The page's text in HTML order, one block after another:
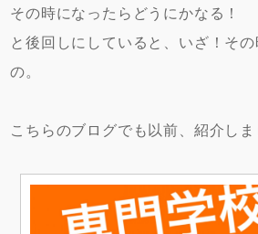
その時になったらどうにかなる！
と後回しにしていると、いざ！そ
の。
こちらのブログでも以前、紹介しま